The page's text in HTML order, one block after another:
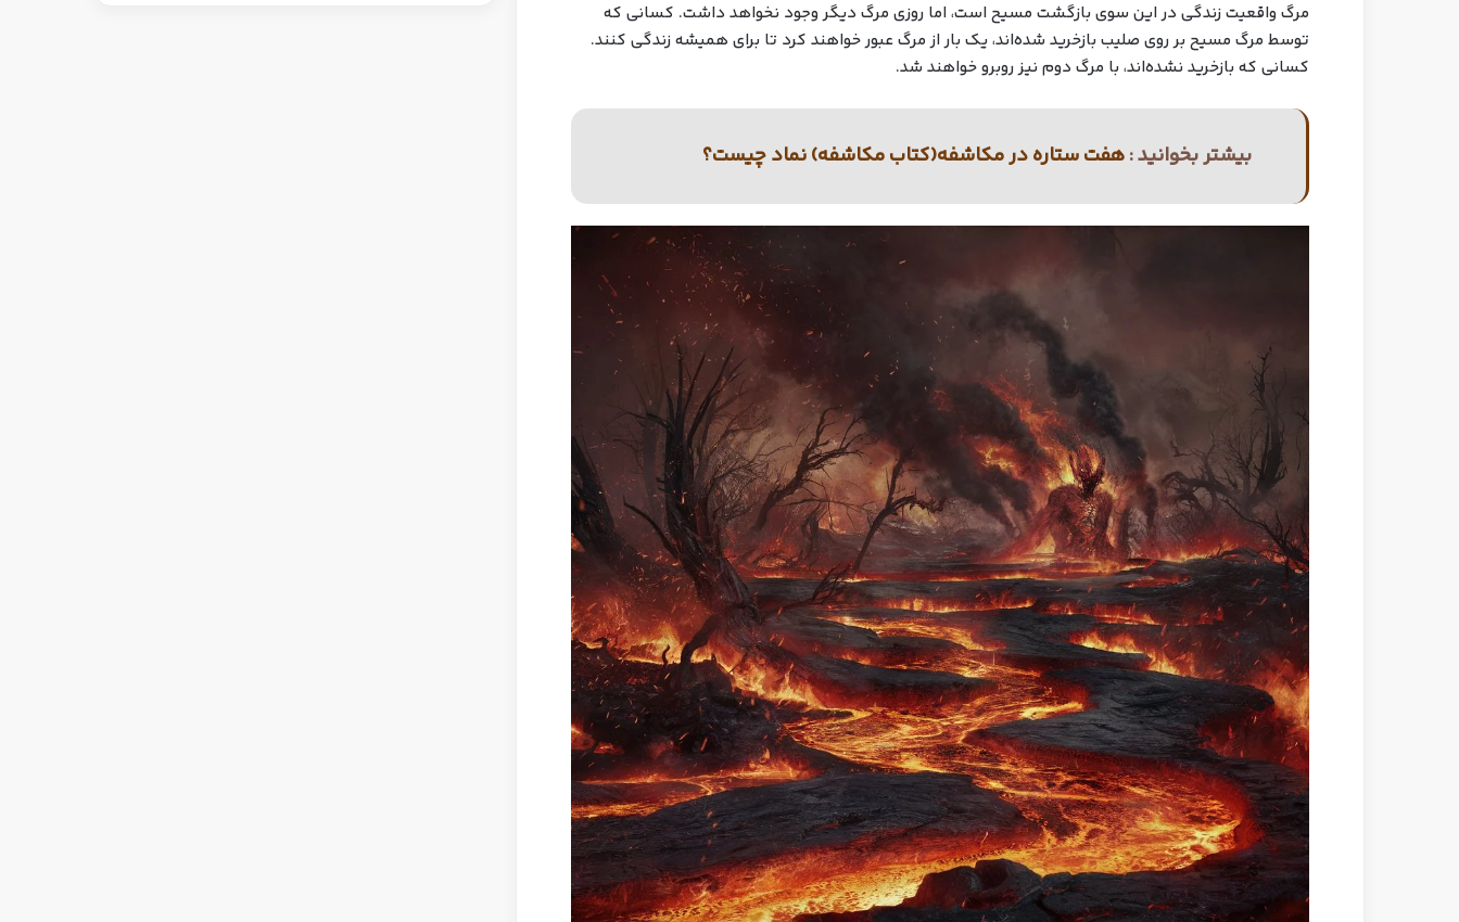
مرگ واقعیت زندگی در این سوی بازگشت مسیح است، اما روزی مرگ دیگر وجود نخواهد داشت. کسانی که
توسط مرگ مسیح بر روی صلیب بازخرید شده‌اند، یک بار از مرگ عبور خواهند کرد تا برای همیشه زندگی کنند.
کسانی که بازخرید نشده‌اند، با مرگ دوم نیز روبرو خواهند شد.
بیشتر بخوانید :هفت ستاره در مکاشفه(کتاب مکاشفه) نماد چیست؟